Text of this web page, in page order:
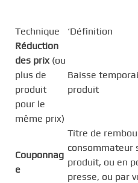
Technique
‘Définition
Réduction
des prix (ou
plus de
produit
pour le
même prix)
Baisse
produit
Couponnag
e
Titre de
consommateur
produit, ou en
presse, ou par